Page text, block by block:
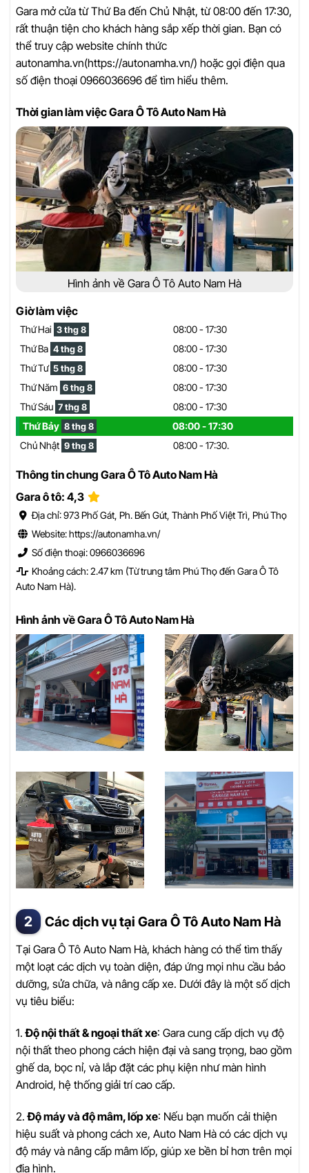
Gara mở cửa từ Thứ Ba đến Chủ Nhật, từ 08:00 đến 17:30,
rất thuận tiện cho khách hàng sắp xếp thời gian. Bạn có
thể truy cập website chính thức
autonamha.vn(https://autonamha.vn/) hoặc gọi điện qua
số điện thoại 0966036696 để tìm hiểu thêm.
Thời gian làm việc Gara Ô Tô Auto Nam Hà
Hình ảnh về Gara Ô Tô Auto Nam Hà
Giờ làm việc
Thứ Hai 3 thg 8
08:00 - 17:30
Thứ Ba 4 thg 8
08:00 - 17:30
Thứ Tư 5 thg 8
08:00 - 17:30
Thứ Năm 6 thg 8
08:00 - 17:30
Thứ Sáu 7 thg 8
08:00 - 17:30
Thứ Bảy 8 thg 8
08:00 - 17:30
Chủ Nhật 9 thg 8 08:00 - 17:30.
Thông tin chung Gara Ô Tô Auto Nam Hà
Gara ô tô: 4,3
Địa chỉ: 973 Phố Gát, Ph. Bến Gút, Thành Phố Việt Trì, Phú Thọ
Website: https://autonamha.vn/
Số điện thoại: 0966036696
Khoảng cách: 2.47 km (Từ trung tâm Phú Thọ đến Gara Ô Tô
Auto Nam Hà).
Hình ảnh về Gara Ô Tô Auto Nam Hà
Các dịch vụ tại Gara Ô Tô Auto Nam Hà
Tại Gara Ô Tô Auto Nam Hà, khách hàng có thể tìm thấy
một loạt các dịch vụ toàn diện, đáp ứng mọi nhu cầu bảo
dưỡng, sửa chữa, và nâng cấp xe. Dưới đây là một số dịch
vụ tiêu biểu:
1.Độ nội thất & ngoại thất xe: Gara cung cấp dịch vụ độ
nội thất theo phong cách hiện đại và sang trọng, bao gồm
ghế da, bọc nỉ, và lắp đặt các phụ kiện như màn hình
Android, hệ thống giải trí cao cấp.
2.Độ máy và độ mâm, lốp xe: Nếu bạn muốn cải thiện
hiệu suất và phong cách xe, Auto Nam Hà có các dịch vụ
độ máy và nâng cấp mâm lốp, giúp xe bền bỉ hơn trên mọi
địa hình.